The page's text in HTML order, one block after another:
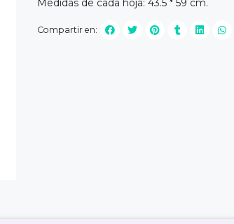
Medidas de cada hoja: 43.5 * 59 cm.
Compartir en: